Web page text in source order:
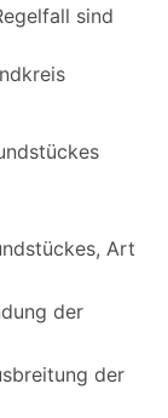
sind
Art
der
der